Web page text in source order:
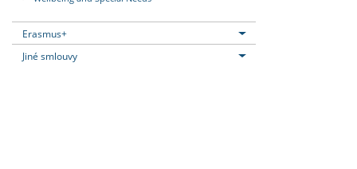
Erasmus+
Jiné smlouvy